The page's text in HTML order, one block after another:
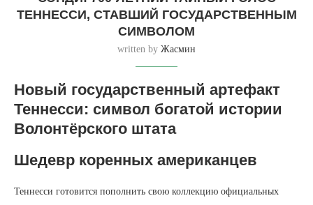
ТЕННЕССИ, СТАВШИЙ ГОСУДАРСТВЕННЫМ
СИМВОЛОМ
written by Жасмин
Новый государственный артефакт
Теннесси: символ богатой истории
Волонтёрского штата
Шедевр коренных американцев
Теннесси готовится пополнить свою коллекцию официальных